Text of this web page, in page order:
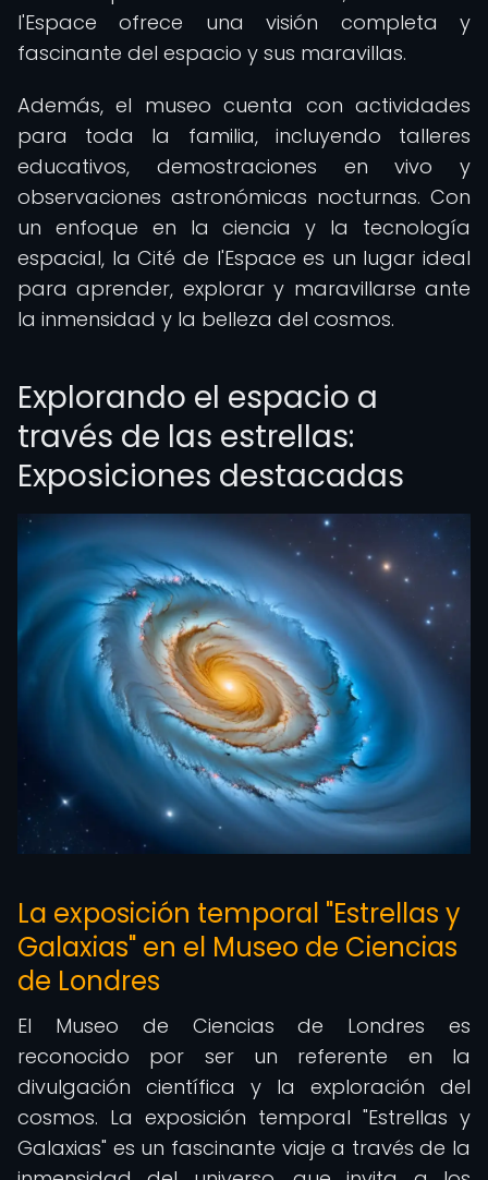
l'Espace ofrece una visión completa y
fascinante del espacio y sus maravillas.
Además, el museo cuenta con actividades
para toda la familia, incluyendo talleres
educativos, demostraciones en vivo y
observaciones astronómicas nocturnas. Con
un enfoque en la ciencia y la tecnología
espacial, la Cité de l'Espace es un lugar ideal
para aprender, explorar y maravillarse ante
la inmensidad y la belleza del cosmos.
Explorando el espacio a
través de las estrellas:
Exposiciones destacadas
La exposición temporal "Estrellas y
Galaxias" en el Museo de Ciencias
de Londres
El Museo de Ciencias de Londres es
reconocido por ser un referente en la
divulgación científica y la exploración del
cosmos. La exposición temporal "Estrellas y
Galaxias" es un fascinante viaje a través de la